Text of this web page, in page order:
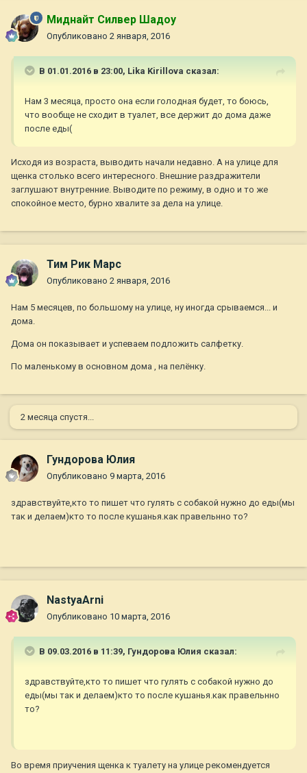
Миднайт Силвер Шадоу
Опубликовано 2 января, 2016
В 01.01.2016 в 23:00, Lika Kirillova сказал:
Нам 3 месяца, просто она если голодная будет, то боюсь,
что вообще не сходит в туалет, все держит до дома даже
после еды(
Исходя из возраста, выводить начали недавно. А на улице для
щенка столько всего интересного. Внешние раздражители
заглушают внутренние. Выводите по режиму, в одно и то же
спокойное место, бурно хвалите за дела на улице.
Тим Рик Марс
Опубликовано 2 января, 2016
Нам 5 месяцев, по большому на улице, ну иногда срываемся... и
дома.
Дома он показывает и успеваем подложить салфетку.
По маленькому в основном дома , на пелёнку.
2 месяца спустя...
Гундорова Юлия
Опубликовано 9 марта, 2016
здравствуйте,кто то пишет что гулять с собакой нужно до еды(мы
так и делаем)кто то после кушанья.как правельнно то?
NastyaArni
Опубликовано 10 марта, 2016
В 09.03.2016 в 11:39, Гундорова Юлия сказал:
здравствуйте,кто то пишет что гулять с собакой нужно до
еды(мы так и делаем)кто то после кушанья.как правельнно
то?
Во время приучения щенка к туалету на улице рекомендуется